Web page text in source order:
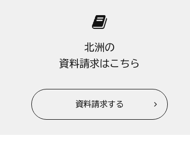
北洲の
資料請求はこちら
資料請求する